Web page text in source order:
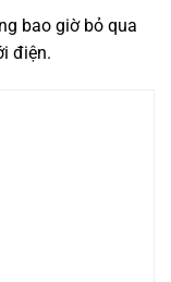
bao giờ bỏ qua
điện.